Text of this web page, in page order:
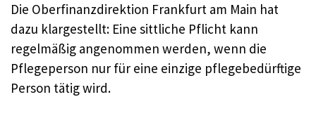
Die Oberfinanzdirektion Frankfurt am Main hat
dazu klargestellt: Eine sittliche Pflicht kann
regelmäßig angenommen werden, wenn die
Pflegeperson nur für eine einzige pflegebedürftige
Person tätig wird.